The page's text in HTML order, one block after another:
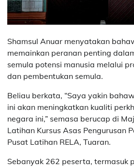
Shamsul Anuar menyatakan
memainkan peranan penting
semula potensi manusia melalui
dan pembentukan semula.
Beliau berkata, “Saya yakin
ini akan meningkatkan kualiti
negara ini,” semasa berucap di
Latihan Kursus Asas Pengurusan
Pusat Latihan RELA, Tuaran.
Sebanyak 262 peserta, termasuk